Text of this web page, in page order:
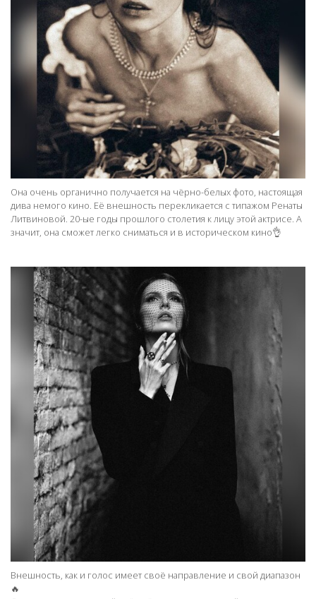
Она очень органично получается на чёрно-белых фото, настоящая
дива немого кино. Её внешность перекликается с типажом Ренаты
Литвиновой. 20-ые годы прошлого столетия к лицу этой актрисе. А
значит, она сможет легко сниматься и в историческом кино👌
Внешность, как и голос имеет своё направление и свой диапазон
🔥